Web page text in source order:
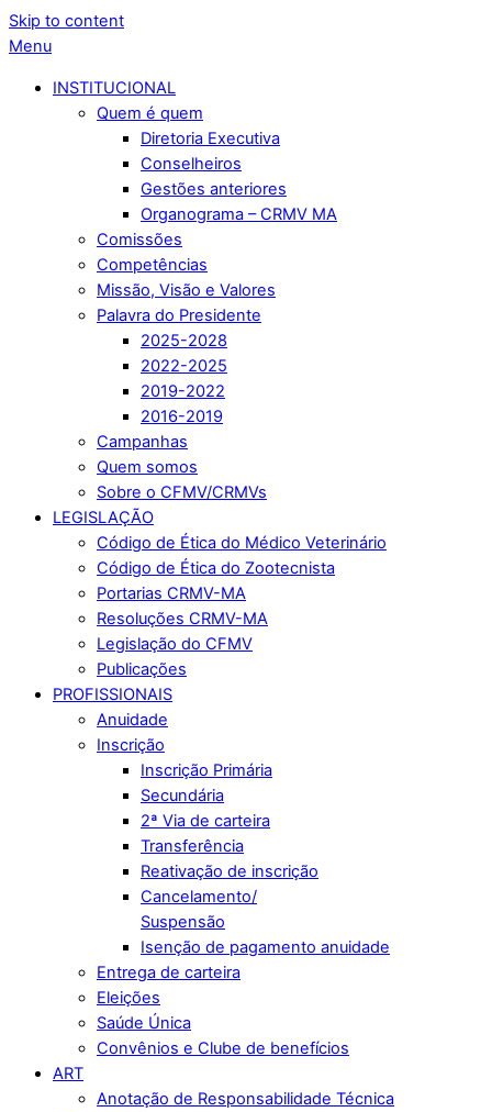
Skip to content
Menu
INSTITUCIONAL
Quem é quem
Diretoria Executiva
Conselheiros
Gestões anteriores
Organograma – CRMV MA
Comissões
Competências
Missão, Visão e Valores
Palavra do Presidente
2025-2028
2022-2025
2019-2022
2016-2019
Campanhas
Quem somos
Sobre o CFMV/CRMVs
LEGISLAÇÃO
Código de Ética do Médico Veterinário
Código de Ética do Zootecnista
Portarias CRMV-MA
Resoluções CRMV-MA
Legislação do CFMV
Publicações
PROFISSIONAIS
Anuidade
Inscrição
Inscrição Primária
Secundária
2ª Via de carteira
Transferência
Reativação de inscrição
Cancelamento/
Suspensão
Isenção de pagamento anuidade
Entrega de carteira
Eleições
Saúde Única
Convênios e Clube de benefícios
ART
Anotação de Responsabilidade Técnica